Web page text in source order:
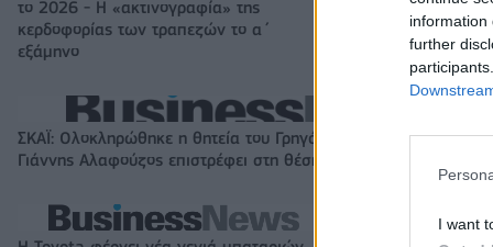
information
further
I want
το 2026 - Η «ακτινογραφία» της
κερδοφορίας των τραπεζών το α΄
εξάμηνο
χαρτοφυλάκιο
σε Πολωνία και
ΣΚΑΪ: Ολοκληρώθηκε η θητεία του Γρηγόρη Δημητριάδη - Ο
Γιάννης Αλαφούζος επιστρέφει στη θέση του CEO